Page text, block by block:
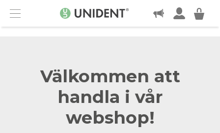
Menu
KONTAKT
Välkommen att
handla i vår
webshop!